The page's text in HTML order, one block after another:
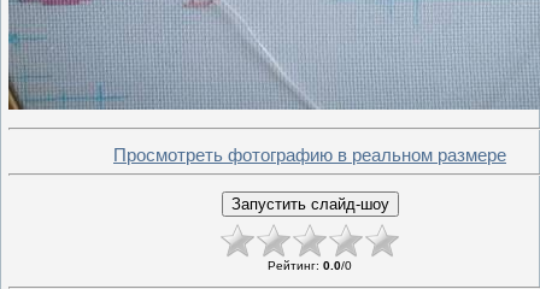
Просмотреть фотографию в реальном размере
Рейтинг: 0.0/0